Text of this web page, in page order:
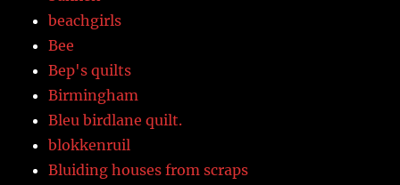
beachgirls
Bee
Bep's quilts
Birmingham
Bleu birdlane quilt.
blokkenruil
Bluiding houses from scraps